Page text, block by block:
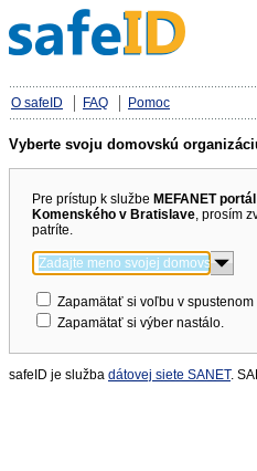
O safeID FAQ Pomoc
Vyberte svoju domovskú
Pre prístup k službe MEFANET
Komenského v Bratislave, prosím
patríte.
Zapamätať si voľbu v
Zapamätať si výber nastálo.
safeID je služba dátovej siete SANET.